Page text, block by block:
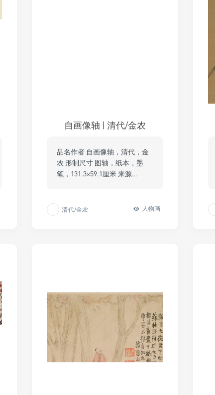
自画像轴 | 清代/金农
品名作者 自画像轴，清代，金
农 形制尺寸 图轴，纸本，墨
笔，131.3×59.1厘米 来源…
清代/金农 人物画